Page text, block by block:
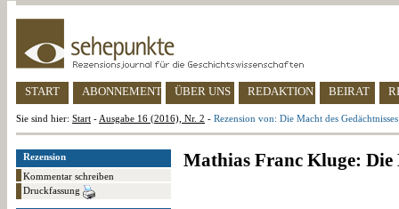
START ABONNEMENT ÜBER UNS REDAKTION BEIRAT
Sie sind hier: Start - Ausgabe 16 (2016), Nr. 2 - Rezension von: Die Macht des Gedächtnisses
Rezension
Kommentar schreiben
Druckfassung
Mathias Franc Kluge: Die